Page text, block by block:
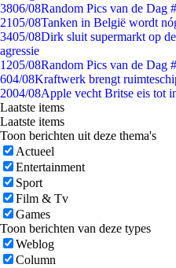
3806/08Random Pics van de Dag
2105/08Tanken in België wordt
3405/08Dirk sluit supermarkt op
agressie
1205/08Random Pics van de Dag
604/08Kraftwerk brengt
2004/08Apple vecht Britse eis tot
Laatste items
Laatste items
Toon berichten uit deze thema's
Actueel
Entertainment
Sport
Film & Tv
Games
Toon berichten van deze types
Weblog
Column